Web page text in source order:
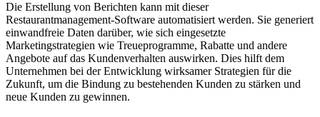
Die Erstellung von Berichten kann mit dieser
Restaurantmanagement-Software automatisiert werden. Sie generiert
einwandfreie Daten darüber, wie sich eingesetzte
Marketingstrategien wie Treueprogramme, Rabatte und andere
Angebote auf das Kundenverhalten auswirken. Dies hilft dem
Unternehmen bei der Entwicklung wirksamer Strategien für die
Zukunft, um die Bindung zu bestehenden Kunden zu stärken und
neue Kunden zu gewinnen.